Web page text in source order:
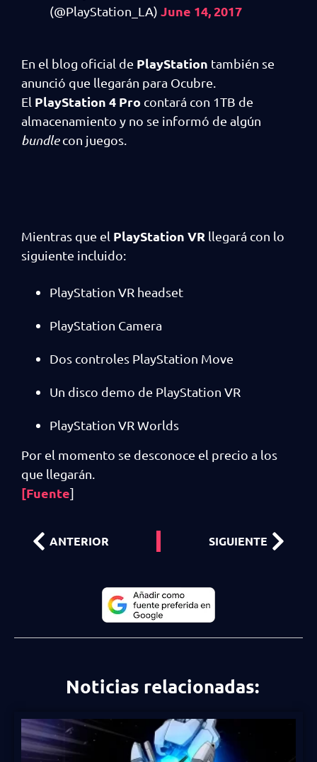
(@PlayStation_LA) June 14, 2017
En el blog oficial de PlayStation también se
anunció que llegarán para Ocubre.
El PlayStation 4 Pro contará con 1TB de
almacenamiento y no se informó de algún
bundlecon juegos.
Mientras que el PlayStation VR llegará con lo
siguiente incluido:
PlayStation VR headset
PlayStation Camera
Dos controles PlayStation Move
Un disco demo de PlayStation VR
PlayStation VR Worlds
Por el momento se desconoce el precio a los
que llegarán.
[Fuente]
ANTERIOR SIGUIENTE
Noticias relacionadas: